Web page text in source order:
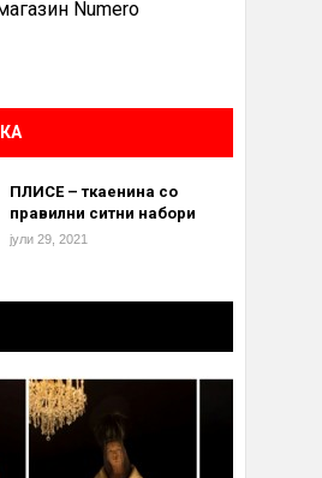
Numero
ПЛИСЕ – ткаенина со
правилни ситни набори
јули 29, 2021